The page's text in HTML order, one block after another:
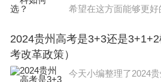
希望在这方面能够更
愿，选择的专业所要求的科目。
2024贵州高考是3+3还是
考改革政策）
今天小编整理了2024